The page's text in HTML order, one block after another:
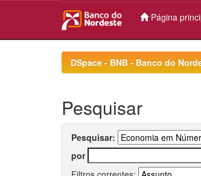
Página
DSpace - BNB - Banco do
Pesquisar
Pesquisar:
por